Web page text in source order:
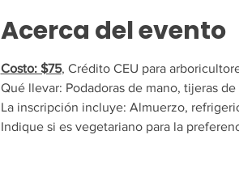
Acerca del evento
Costo: $75, Crédito CEU para
Qué llevar: Podadoras de mano, tijeras
La inscripción incluye: Almuerzo,
Indique si es vegetariano para la